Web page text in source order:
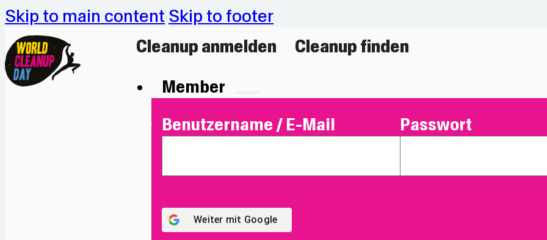
Skip to main content Skip to footer
Cleanup anmelden
Cleanup finden
Member
Benutzername / E-Mail Passwort
Weiter mit Google